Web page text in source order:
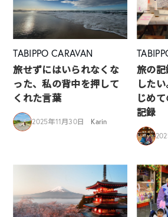
TABIPPO CARAVAN
旅せずにはいられなくな
った、私の背中を押して
くれた言葉
2025年11月30日 Karin
旅の
した
じめ
記録